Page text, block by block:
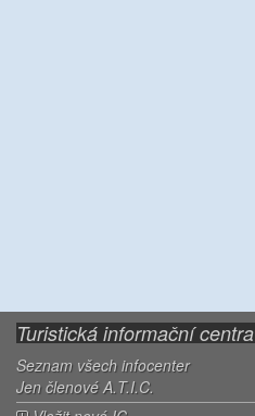
Turistická informační centra
Seznam všech infocenter
Jen členové A.T.I.C.